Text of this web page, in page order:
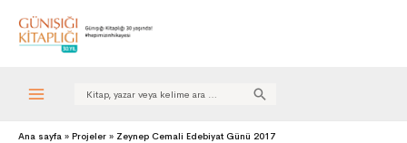
Search
Ana sayfa Projeler Zeynep Cemali Edebiyat Günü 2017